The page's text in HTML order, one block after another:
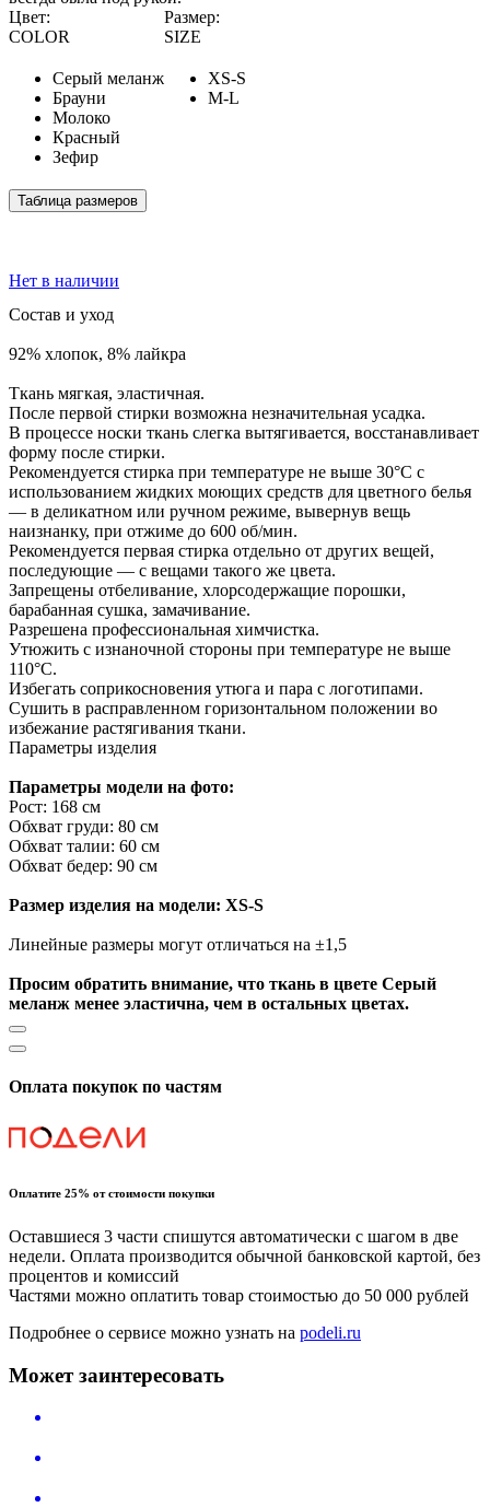
Цвет:
COLOR
Серый меланж
Брауни
Молоко
Красный
Зефир
Размер:
SIZE
XS-S
M-L
Таблица размеров
Нет в наличии
Состав и уход
92% хлопок, 8% лайкра
Ткань мягкая, эластичная.
После первой стирки возможна незначительная усадка.
В процессе носки ткань слегка вытягивается, восстанавливает
форму после стирки.
Рекомендуется стирка при температуре не выше 30°С с
использованием жидких моющих средств для цветного белья
— в деликатном или ручном режиме, вывернув вещь
наизнанку, при отжиме до 600 об/мин.
Рекомендуется первая стирка отдельно от других вещей,
последующие — с вещами такого же цвета.
Запрещены отбеливание, хлорсодержащие порошки,
барабанная сушка, замачивание.
Разрешена профессиональная химчистка.
Утюжить с изнаночной стороны при температуре не выше
110°С.
Избегать соприкосновения утюга и пара с логотипами.
Сушить в расправленном горизонтальном положении во
избежание растягивания ткани.
Параметры изделия
Параметры модели на фото:
Рост: 168 см
Обхват груди: 80 см
Обхват талии: 60 см
Обхват бедер: 90 см
Размер изделия на модели: XS-S
Линейные размеры могут отличаться на ±1,5
Просим обратить внимание, что ткань в цвете Серый
меланж менее эластична, чем в остальных цветах.
Оплата покупок по частям
Оплатите 25% от стоимости покупки
Оставшиеся 3 части спишутся автоматически с шагом в две
недели. Оплата производится обычной банковской картой, без
процентов и комиссий
Частями можно оплатить товар стоимостью до 50 000 рублей
Подробнее о сервисе можно узнать на podeli.ru
Может заинтересовать